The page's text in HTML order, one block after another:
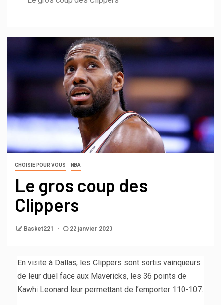
CHOISIE POUR VOUS NBA
Le gros coup des
Clippers
Basket221 22 janvier 2020
En visite à Dallas, les Clippers sont sortis vainqueurs
de leur duel face aux Mavericks, les 36 points de
Kawhi Leonard leur permettant de l’emporter 110-107.